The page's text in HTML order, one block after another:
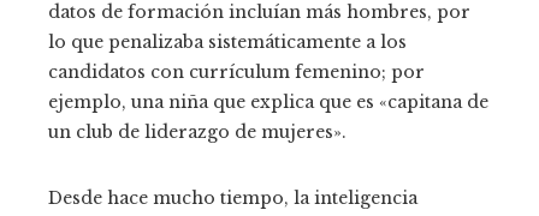
datos de formación incluían más hombres, por
lo que penalizaba sistemáticamente a los
candidatos con currículum femenino; por
ejemplo, una niña que explica que es «capitana de
un club de liderazgo de mujeres».
Desde hace mucho tiempo, la inteligencia